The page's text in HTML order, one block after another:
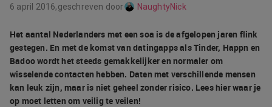
6 april 2016,geschreven door NaughtyNick
Het aantal Nederlanders met een soa is de afgelopen jaren flink
gestegen. En met de komst van datingapps als Tinder, Happn en
Badoo wordt het steeds gemakkelijker en normaler om
wisselende contacten hebben. Daten met verschillende mensen
kan leuk zijn, maar is niet geheel zonder risico. Lees hier waar je
op moet letten om veilig te veilen!